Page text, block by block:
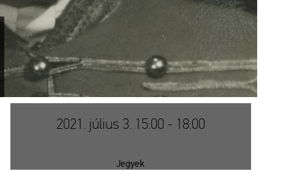
2021. július 3. 15:00 - 18:00
Jegyek